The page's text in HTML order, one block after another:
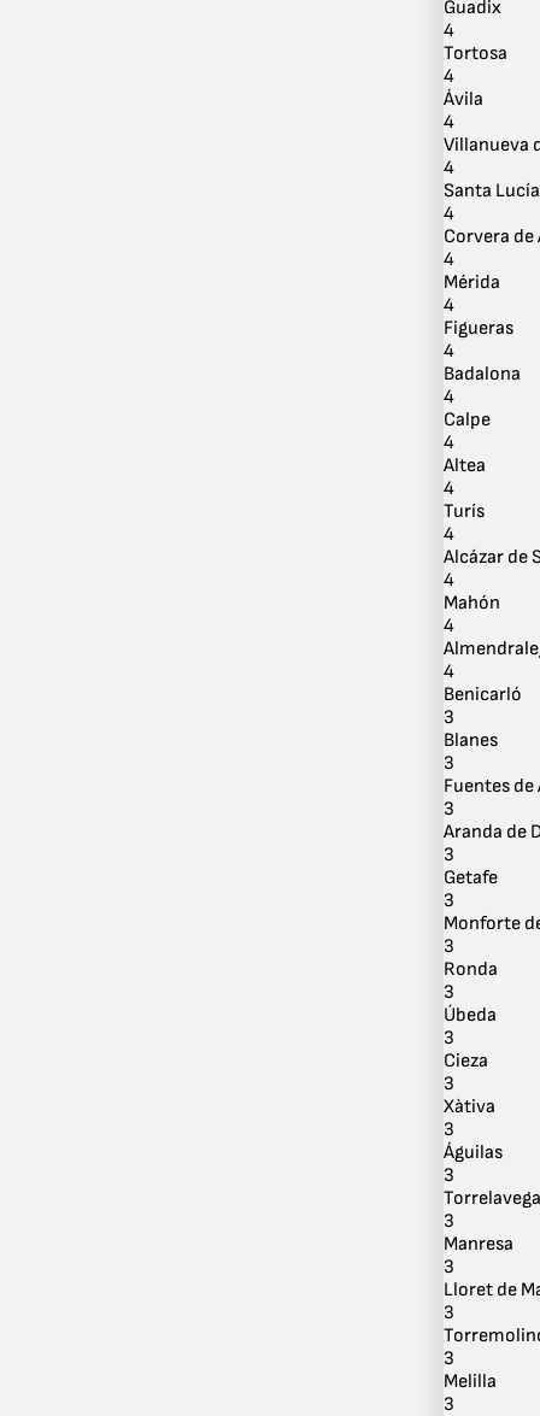
Guadix
4
Tortosa
4
Ávila
4
Villanueva
4
Santa Lucía
4
Corvera de
4
Mérida
4
Figueras
4
Badalona
4
Calpe
4
Altea
4
Turís
4
Alcázar de
4
Mahón
4
4
Benicarló
3
Blanes
3
Fuentes
3
Aranda de
3
Getafe
3
Monforte
3
Ronda
3
Úbeda
3
Cieza
3
Xàtiva
3
Águilas
3
Torrelavega
3
Manresa
3
Lloret de
3
3
Melilla
3